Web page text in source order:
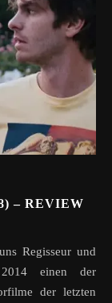
– REVIEW
einen der
der letzten